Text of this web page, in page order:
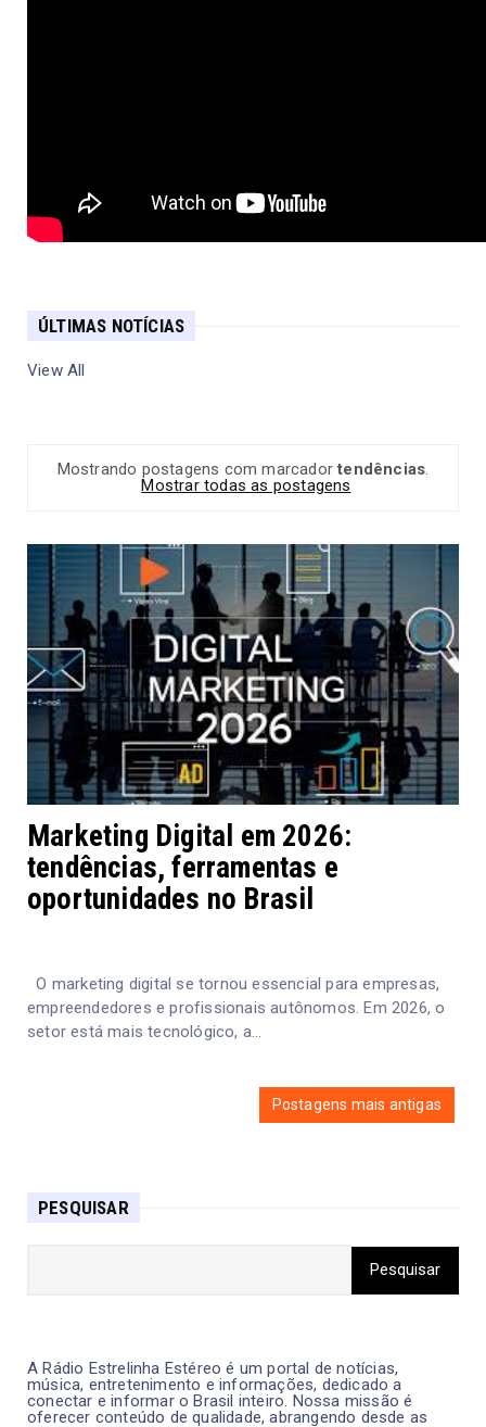
ÚLTIMAS NOTÍCIAS
View All
Mostrando postagens com marcadortendências.
Mostrar todas as postagens
Marketing Digital em 2026:
tendências, ferramentas e
oportunidades no Brasil
O marketing digital se tornou essencial para empresas,
empreendedores e profissionais autônomos. Em 2026, o
setor está mais tecnológico, a...
Postagens mais antigas
PESQUISAR
A Rádio Estrelinha Estéreo é um portal de notícias,
música, entretenimento e informações, dedicado a
conectar e informar o Brasil inteiro. Nossa missão é
oferecer conteúdo de qualidade, abrangendo desde as